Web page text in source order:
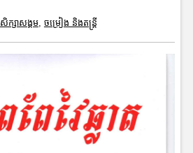
សិក្សាសង្គម, ចម្រៀង និងតន្ត្រី